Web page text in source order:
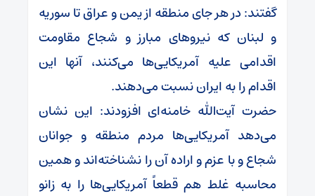
گفتند: در هر جای منطقه از یمن و عراق تا سوریه
و لبنان که نیروهای مبارز و شجاع مقاومت
اقدامی علیه آمریکایی‌ها می‌کنند، آنها این
اقدام را به ایران نسبت می‌دهند.
حضرت آیت‌الله خامنه‌ای افزودند: این نشان
می‌دهد آمریکایی‌ها مردم منطقه و جوانان
شجاع و با عزم و اراده آن را نشناخته‌اند و همین
محاسبه غلط هم قطعاً آمریکایی‌ها را به زانو